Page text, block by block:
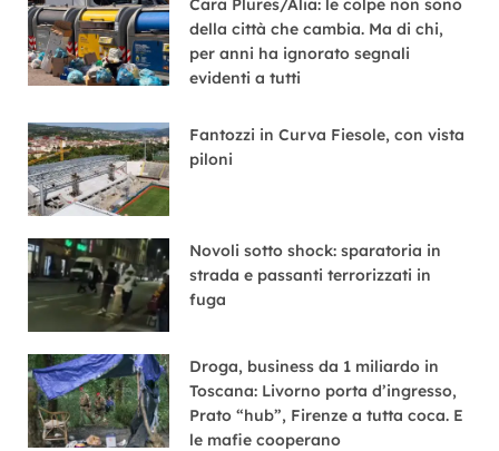
Cara Plures/Alia: le colpe non sono
della città che cambia. Ma di chi,
per anni ha ignorato segnali
evidenti a tutti
Fantozzi in Curva Fiesole, con vista
piloni
Novoli sotto shock: sparatoria in
strada e passanti terrorizzati in
fuga
Droga, business da 1 miliardo in
Toscana: Livorno porta d’ingresso,
Prato “hub”, Firenze a tutta coca. E
le mafie cooperano